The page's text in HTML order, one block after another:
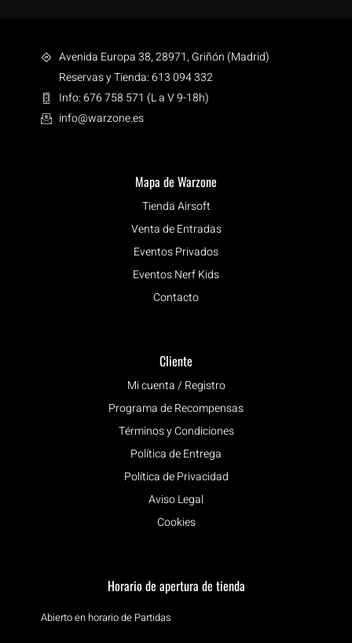
Avenida Europa 38, 28971, Griñón (Madrid)
Reservas y Tienda: 613 094 332
Info: 676 758 571 (L a V 9-18h)
info@warzone.es
Mapa de Warzone
Tienda Airsoft
Venta de Entradas
Eventos Privados
Eventos Nerf Kids
Contacto
Cliente
Mi cuenta / Registro
Programa de Recompensas
Términos y Condiciones
Política de Entrega
Política de Privacidad
Aviso Legal
Cookies
Horario de apertura de tienda
Abierto en horario de Partidas